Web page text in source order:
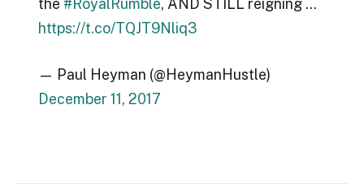
the #RoyalRumble, AND STILL reigning …
https://t.co/TQJT9Nliq3
— Paul Heyman (@HeymanHustle)
December 11, 2017